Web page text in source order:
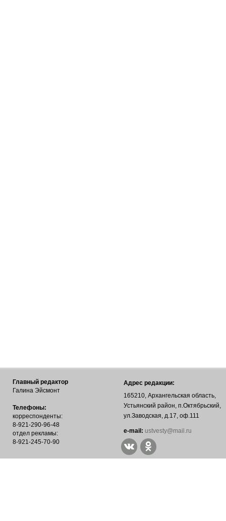
Главный редактор
Галина Эйсмонт
Телефоны:
корреспонденты:
8-921-290-96-48
отдел рекламы:
8-921-245-70-90
Адрес редакции:
165210, Архангельская область,
Устьянский район, п.Октябрьский,
ул.Заводская, д.17, оф.111
е-mail: ustvesty@mail.ru